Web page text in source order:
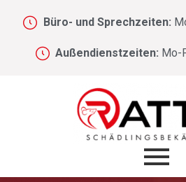
Büro- und Sprechzeiten:
Außendienstzeiten: Mo-